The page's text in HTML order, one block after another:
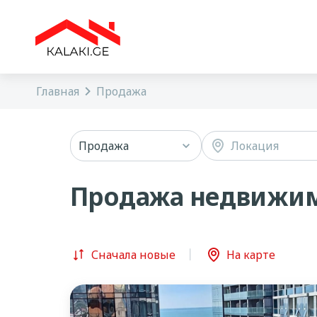
Главная Продажа
Продажа Локация
Продажа
Сначала новые На карте